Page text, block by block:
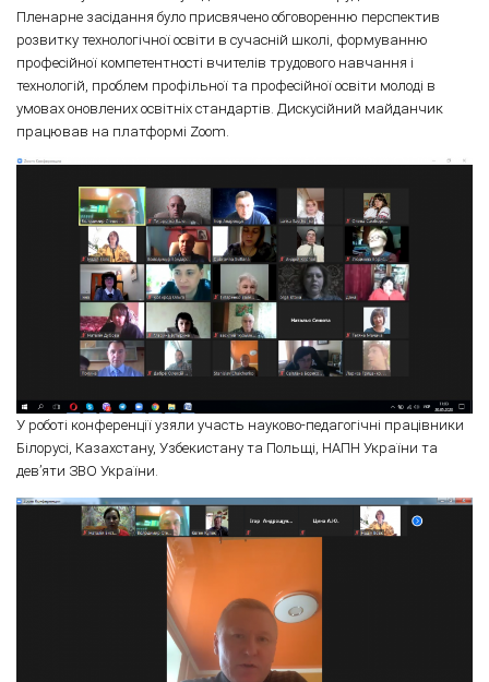
Пленарне засідання було присвячено обговоренню перспектив
розвитку технологічної освіти в сучасній школі, формуванню
професійної компетентності вчителів трудового навчання і
технологій, проблем профільної та професійної освіти молоді в
умовах оновлених освітніх стандартів. Дискусійний майданчик
працював на платформі Zoom.
У роботі конференції узяли участь науково-педагогічні працівники
Білорусі, Казахстану, Узбекистану та Польщі, НАПН України та
дев’яти ЗВО України.